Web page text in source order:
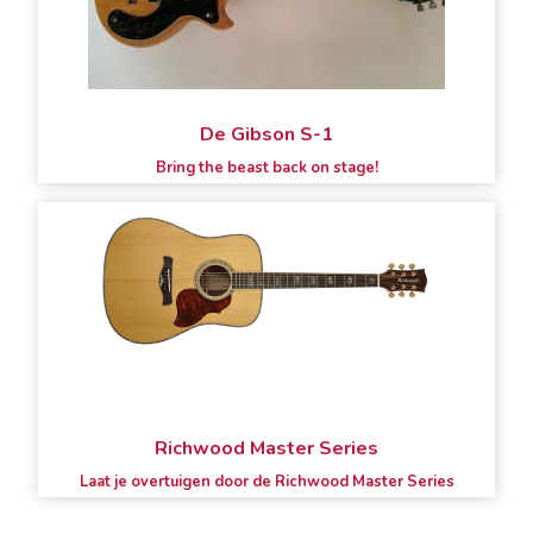
De Gibson S-1
Bring the beast back on stage!
Richwood Master Series
Laat je overtuigen door de Richwood Master Series